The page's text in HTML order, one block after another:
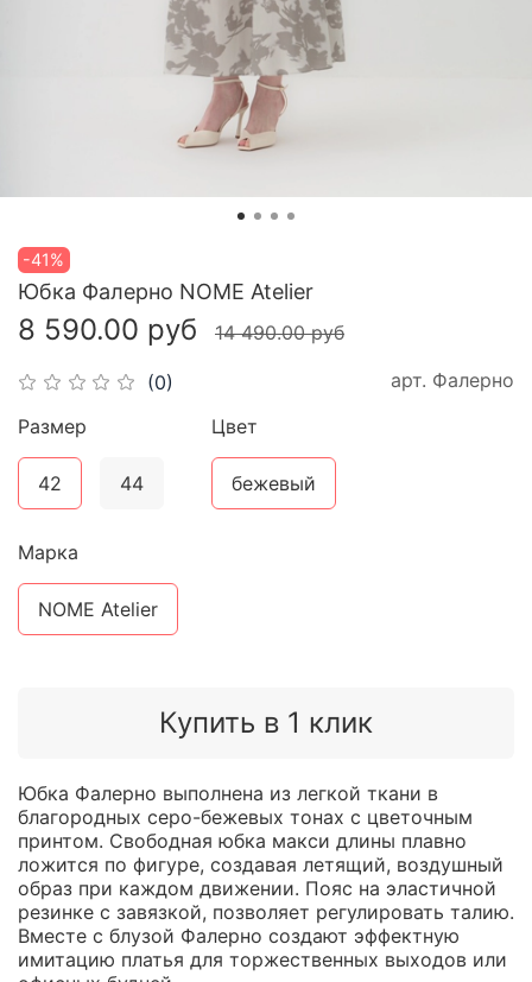
-41%
(0) арт. Фалерно
Юбка Фалерно NOME Atelier
8 590.00 руб 14 490.00 руб
Купить в 1 клик
Размер
42 44
Цвет
бежевый
Марка
NOME Atelier
Юбка Фалерно выполнена из легкой ткани в
благородных серо-бежевых тонах с цветочным
принтом. Свободная юбка макси длины плавно
ложится по фигуре, создавая летящий, воздушный
образ при каждом движении. Пояс на эластичной
резинке с завязкой, позволяет регулировать талию.
Вместе с блузой Фалерно создают эффектную
имитацию платья для торжественных выходов или